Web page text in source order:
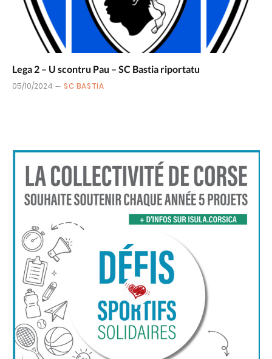
Lega 2 – U scontru Pau – SC Bastia riportatu
05/10/2024 SC BASTIA